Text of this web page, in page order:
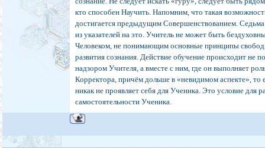
кто способен Научить. Напомним, что такая
достигается предыдущим Совершенствованием.
из указателей на это. Учитель не может быть
Человеком, не понимающим основные принципы
развития сознания. Действие обучение происходит не
надзором Учителя, а вместе с ним, где он выполняет
Корректора, причём дольше в «невидимом аспекте», то
никак не проявляет себя для Ученика. Это условие для
самостоятельности Ученика.